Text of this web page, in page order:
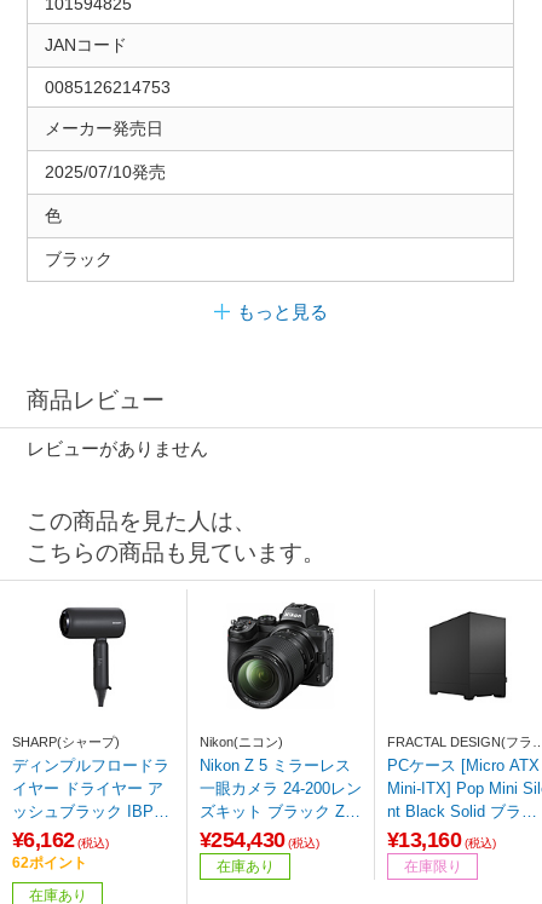
JANコード
0085126214753
メーカー発売日
2025/07/10発売
色
ブラック
もっと見る
商品レビュー
レビューがありません
この商品を見た人は、
こちらの商品も見ています。
SHARP(シャープ)
ディンプルフロードラ
イヤー ドライヤー ア
ッシュブラック IBP30
0B
¥6,162 (税込)
62ポイント
在庫あり
Nikon(ニコン)
Nikon Z 5 ミラーレス
一眼カメラ 24-200レン
ズキット ブラック Z5L
K24200 ［ズームレン
ズ］
¥254,430 (税込)
在庫あり
FRACTAL DESIGN(フラ
タルデザイン)
PCケース [Micro
Mini-ITX] Pop Mini
nt Black Solid ブラッ
ク FD-C-POS1M-01
¥13,160 (税込)
在庫限り